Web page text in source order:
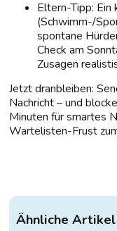
Eltern-Tipp: Ein
(Schwimm-/
spontane
Check am
Zusagen
Jetzt dranbleiben:
Nachricht – und
Minuten für smartes
Wartelisten-Frust
Ähnliche Artikel